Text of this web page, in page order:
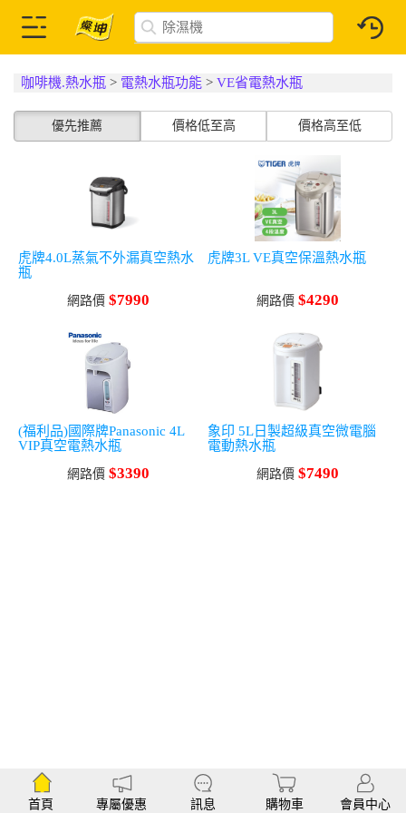
咖啡機.熱水瓶 > 電熱水瓶功能 >VE省電熱水瓶
優先推薦 價格低至高 價格高至低
虎牌4.0L蒸氣不外漏真空熱水
瓶
網路價 $7990
虎牌3L VE真空保溫熱水瓶
網路價 $4290
(福利品)國際牌Panasonic 4L
VIP真空電熱水瓶
網路價 $3390
象印 5L日製超級真空微電腦
電動熱水瓶
網路價 $7490
首頁 專屬優惠 訊息 購物車 會員中心